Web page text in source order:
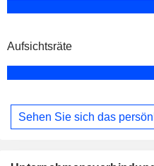
Aufsichtsräte
Sehen Sie sich das